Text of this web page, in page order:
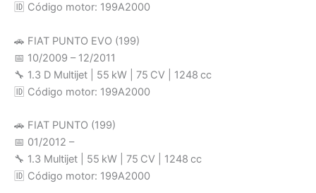
🆔 Código motor: 199A2000
🚗 FIAT PUNTO EVO (199)
📅 10/2009 – 12/2011
🔧 1.3 D Multijet | 55 kW | 75 CV | 1248 cc
🆔 Código motor: 199A2000
🚗 FIAT PUNTO (199)
📅 01/2012 –
🔧 1.3 Multijet | 55 kW | 75 CV | 1248 cc
🆔 Código motor: 199A2000